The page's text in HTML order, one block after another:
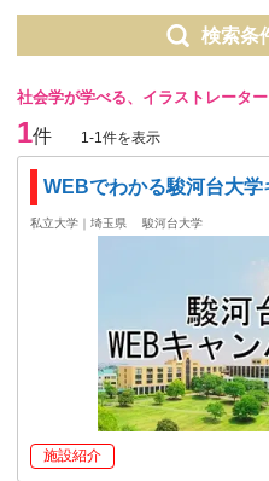
検索条
社会学が学べる、イラストレータ
1件 1-1件を表示
WEBでわかる駿河台大学
私立大学｜埼玉県 駿河台大学
施設紹介